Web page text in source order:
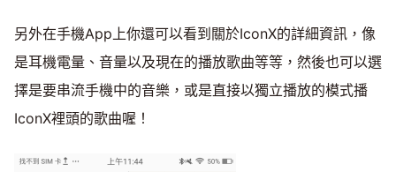
另外在手機App上你還可以看到關於IconX的詳細資訊，像
是耳機電量、音量以及現在的播放歌曲等等，然後也可以選
擇是要串流手機中的音樂，或是直接以獨立播放的模式播
IconX裡頭的歌曲喔！